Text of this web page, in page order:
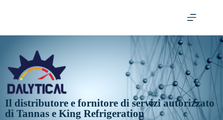
Il distributore e fornitore di servizi autorizzato
di Tannas e King Refrigeration